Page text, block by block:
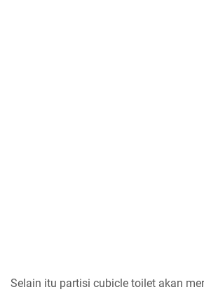
Selain itu partisi cubicle toilet akan